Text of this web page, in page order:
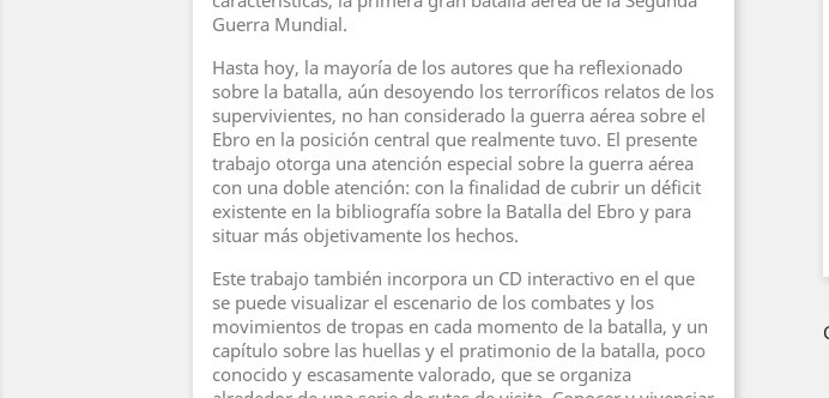
Guerra Mundial.
Hasta hoy, la mayoría de los autores que ha reflexionado
sobre la batalla, aún desoyendo los terroríficos relatos de los
supervivientes, no han considerado la guerra aérea sobre el
Ebro en la posición central que realmente tuvo. El presente
trabajo otorga una atención especial sobre la guerra aérea
con una doble atención: con la finalidad de cubrir un déficit
existente en la bibliografía sobre la Batalla del Ebro y para
situar más objetivamente los hechos.
Este trabajo también incorpora un CD interactivo en el que
se puede visualizar el escenario de los combates y los
movimientos de tropas en cada momento de la batalla, y un
capítulo sobre las huellas y el pratimonio de la batalla, poco
conocido y escasamente valorado, que se organiza